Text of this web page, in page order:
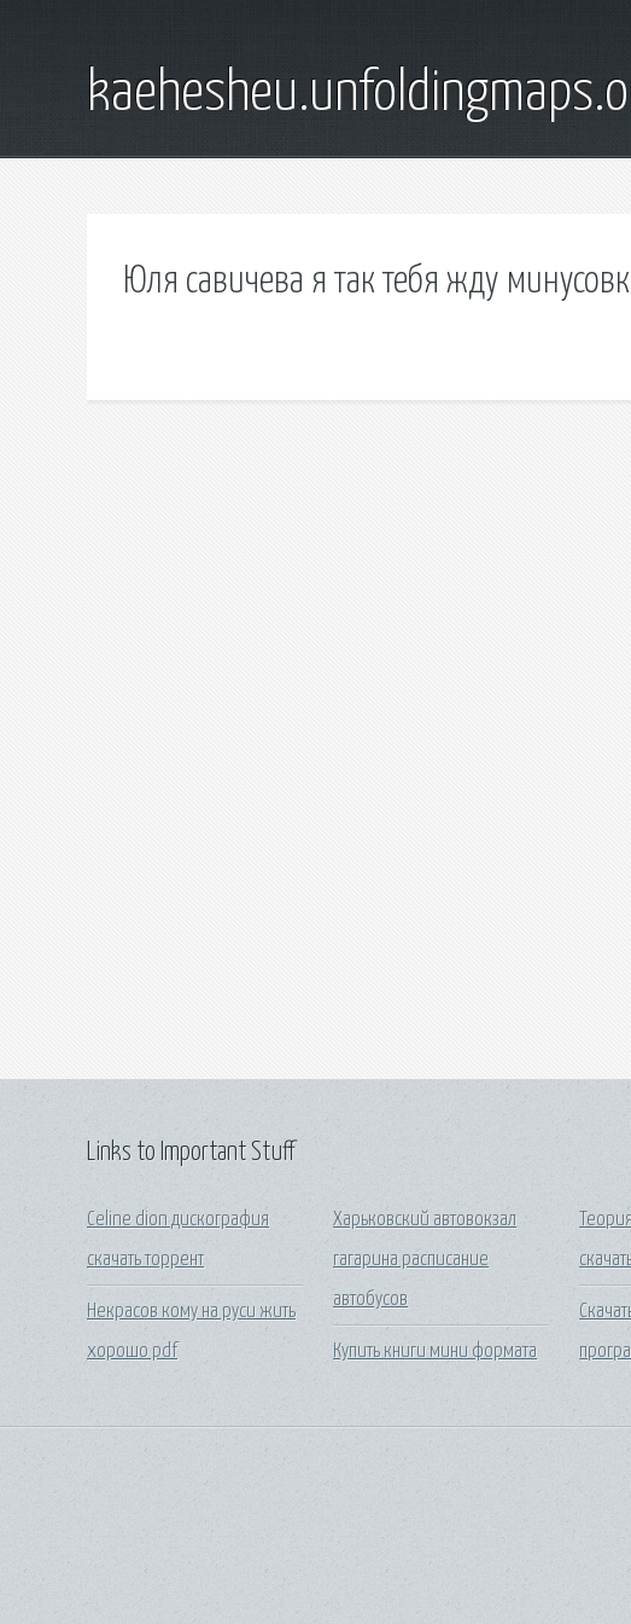
Юля савичева я так тебя жду
Links to Important Stuff
Celine dion дискография
скачать торрент
Некрасов кому на руси жить
хорошо pdf
Харьковский автовокзал
гагарина расписание
автобусов
Купить книги мини формата